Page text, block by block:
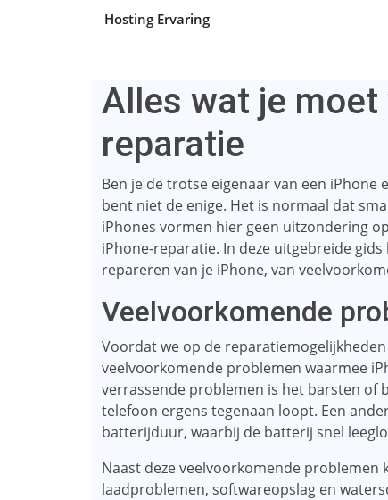
Hosting Ervaring
Alles wat je moet
reparatie
Ben je de trotse eigenaar van een iPhone
bent niet de enige. Het is normaal dat
iPhones vormen hier geen uitzondering
iPhone-reparatie. In deze uitgebreide
repareren van je iPhone, van
Veelvoorkomende
Voordat we op de
veelvoorkomende problemen waarmee
verrassende problemen is het barsten of
telefoon ergens tegenaan loopt. Een
batterijduur, waarbij de batterij snel
Naast deze veelvoorkomende
laadproblemen, softwareopslag en